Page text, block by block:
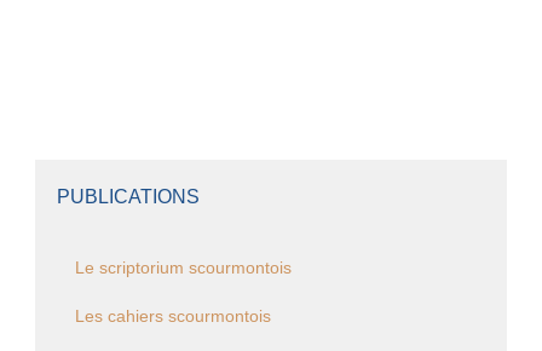
PUBLICATIONS
Le scriptorium scourmontois
Les cahiers scourmontois